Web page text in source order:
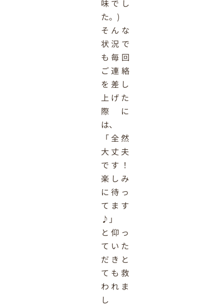
味でし
た。)
そんな
状況で
も毎回
ご連絡
を差し
上げた
際に
は、
「全然
大丈夫
です！
楽しみ
に待っ
てます
♪」
と仰っ
ていた
だきと
ても救
われま
し